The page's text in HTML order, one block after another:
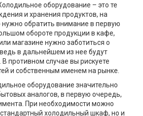
оборудование – это те
и хранения продуктов, на
нужно обратить внимание в первую
обороте продукции в кафе,
магазине нужно заботиться о
в дальнейшем из нее будут
противном случае вы рискуете
и собственным именем на рынке.
оборудование значительно
аналогов, в первую очередь,
При необходимости можно
холодильный шкаф, но и